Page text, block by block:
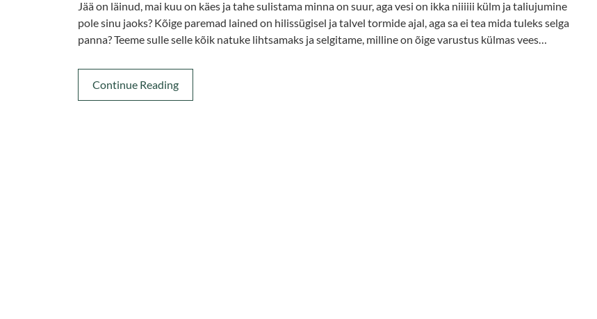
Jää on läinud, mai kuu on käes ja tahe sulistama minna on suur, aga vesi on ikka niiiiii külm ja taliujumine
pole sinu jaoks? Kõige paremad lained on hilissügisel ja talvel tormide ajal, aga sa ei tea mida tuleks selga
panna? Teeme sulle selle kõik natuke lihtsamaks ja selgitame, milline on õige varustus külmas vees…
Continue Reading